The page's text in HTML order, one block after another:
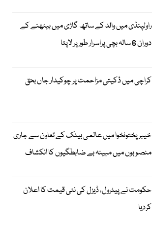
راولپنڈی میں والد کے ساتھ گاڑی میں بیٹھنے کے
دوران 6 سالہ بچی پراسرار طور پر لاپتا
کراچی میں ڈکیتی مزاحمت پر چوکیدار جاں بحق
خیبرپختونخوا میں عالمی بینک کے تعاون سے جاری
منصوبوں میں مبینہ بے ضابطگیوں کا انکشاف
حکومت نے پیٹرول، ڈیزل کی نئی قیمت کا اعلان
کردیا